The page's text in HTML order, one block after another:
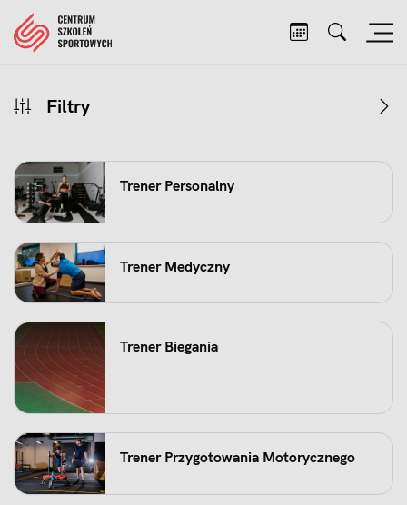
Filtry
Trener Personalny
Trener Medyczny
Trener Biegania
Trener Przygotowania Motorycznego